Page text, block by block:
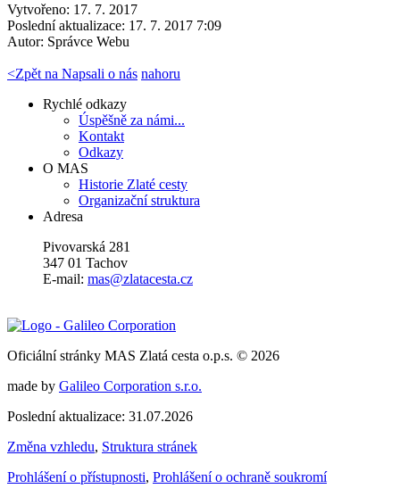
Vytvořeno: 17. 7. 2017
Poslední aktualizace: 17. 7. 2017 7:09
Autor: Správce Webu
<Zpět na Napsali o nás nahoru
Rychlé odkazy
Úspěšně za námi...
Kontakt
Odkazy
O MAS
Historie Zlaté cesty
Organizační struktura
Adresa
Pivovarská 281
347 01 Tachov
E-mail: mas@zlatacesta.cz
Oficiální stránky MAS Zlatá cesta o.p.s. © 2026
made by Galileo Corporation s.r.o.
Poslední aktualizace: 31.07.2026
Změna vzhledu, Struktura stránek
Prohlášení o přístupnosti, Prohlášení o ochraně soukromí